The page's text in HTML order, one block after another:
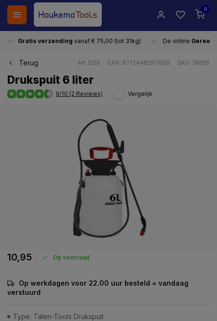
0
Gratis verzending vanaf € 75,00 (tot 31kg) De online
Terug Art: DS6 EAN: 8712448297608 SKU: 18856
Drukspuit 6 liter
9/10 (2 Reviews) Vergelijk
10,95 Op voorraad
Op werkdagen voor 22.00 uur besteld = vandaag
verstuurd
Type: Talen-Tools Drukspuit